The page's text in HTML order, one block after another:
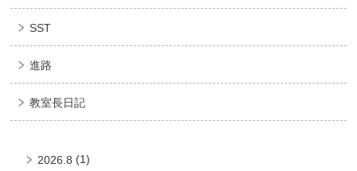
SST
進路
教室長日記
2026.8 (1)